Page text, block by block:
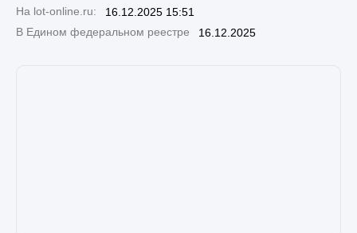
На lot-online.ru:
16.12.2025 15:51
В Едином федеральном реестре
16.12.2025